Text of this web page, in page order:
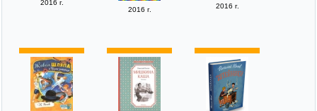
2016 г.
2016 г.
2016 г.